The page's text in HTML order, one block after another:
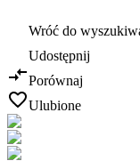
Wróć do
Udostępnij
Porównaj
Ulubione